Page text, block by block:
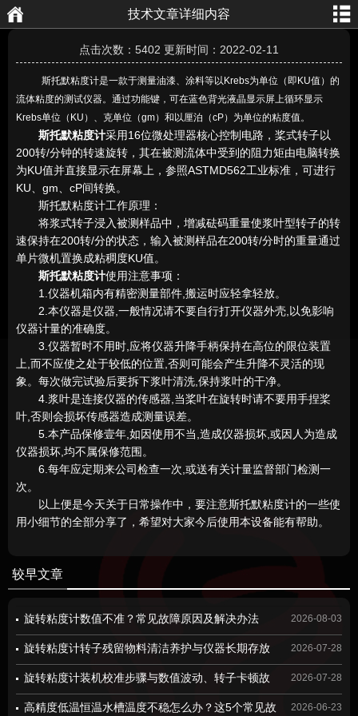
技术文章详细内容
点击次数：5402 更新时间：2022-02-11
斯托默粘度计是一款于测量油漆、涂料等以Krebs为单位（即KU值）的
流体粘度的测试仪器。通过功能键，可在蓝色背光液晶显示屏上循环显示
Krebs单位（KU）、克单位（gm）和以厘泊（cP）为单位的粘度值。
斯托默粘度计采用16位微处理器核心控制电路，桨式转子以
200转/分钟的转速旋转，其在被测流体中受到的阻力矩由电脑转换
为KU值并直接显示在屏幕上，参照ASTMD562工业标准，可进行
KU、gm、cP间转换。
斯托默粘度计工作原理：
将浆式转子浸入被测样品中，增减砝码重量使浆叶型转子的转
速保持在200转/分的状态，输入被测样品在200转/分时的重量通过
单片微机置换成粘稠度KU值。
斯托默粘度计使用注意事项：
1.仪器机箱内有精密测量部件,搬运时应轻拿轻放。
2.本仪器是仪器,一般情况请不要自行打开仪器外壳,以免影响
仪器计量的准确度。
3.仪器暂时不用时,应将仪器升降手柄保持在高位的限位装置
上,而不应使之处于较低的位置,否则可能会产生升降不灵活的现
象。每次做完试验后要拆下浆叶清洗,保持浆叶的干净。
4.浆叶是连接仪器的传感器,当桨叶在旋转时请不要用手捏桨
叶,否则会损坏传感器造成测量误差。
5.本产品保修壹年,如因使用不当,造成仪器损坏,或因人为造成
仪器损坏,均不属保修范围。
6.每年应定期来公司检查一次,或送有关计量监督部门检测一
次。
以上便是今天关于日常操作中，要注意斯托默粘度计的一些使
用小细节的全部分享了，希望对大家今后使用本设备能有帮助。
较早文章
旋转粘度计数值不准？常见故障原因及解决办法 2026-08-03
旋转粘度计转子残留物料清洁养护与仪器长期存放
规范
2026-07-28
旋转粘度计装机校准步骤与数值波动、转子卡顿故
障检修方案
2026-07-28
高精度低温恒温水槽温度不稳怎么办？这5个常见故 2026-06-23